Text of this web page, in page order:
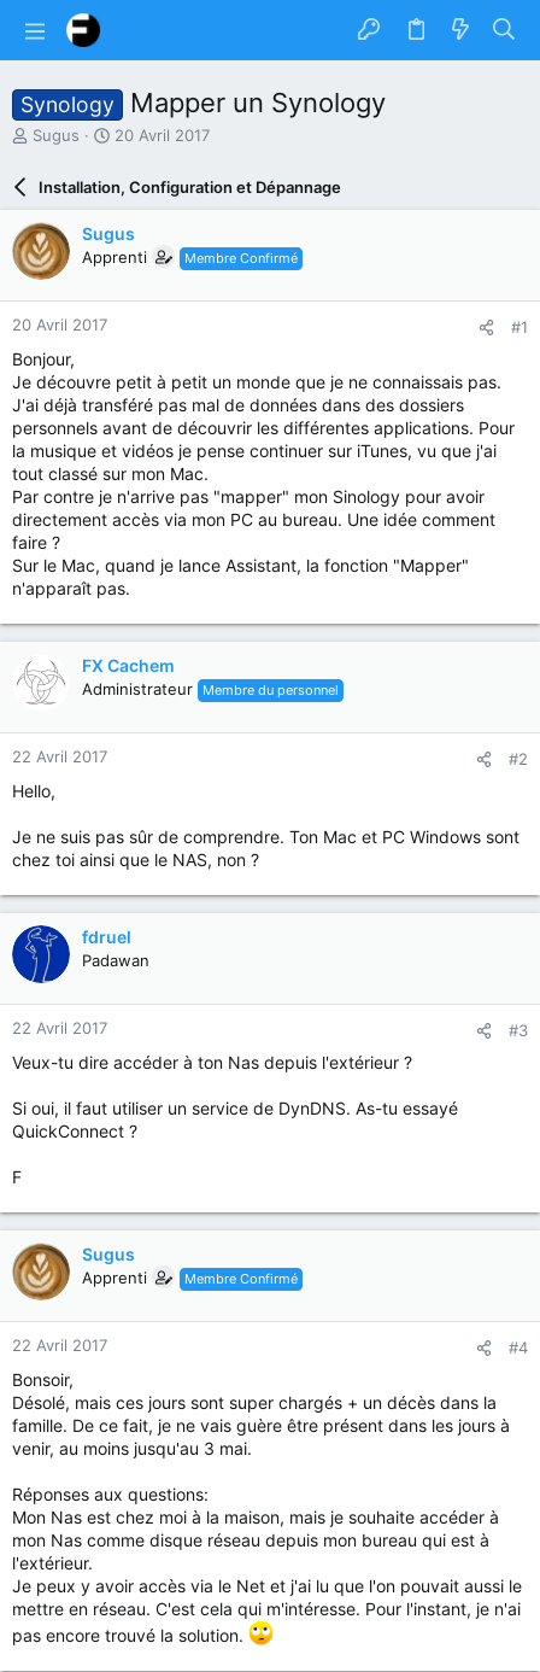
Synology Mapper un Synology
A
e
u
r
d
u
s
u
t
Sugus
D
e
e
d
b
20 Avril 2017
Installation, Configuration et Dépannage
Sugus
Apprenti Membre Confirmé
20 Avril 2017 #1
Bonjour,
Je découvre petit à petit un monde que je ne connaissais pas.
J'ai déjà transféré pas mal de données dans des dossiers
personnels avant de découvrir les différentes applications. Pour
la musique et vidéos je pense continuer sur iTunes, vu que j'ai
tout classé sur mon Mac.
Par contre je n'arrive pas "mapper" mon Sinology pour avoir
directement accès via mon PC au bureau. Une idée comment
faire ?
Sur le Mac, quand je lance Assistant, la fonction "Mapper"
n'apparaît pas.
FX Cachem
Administrateur Membre du personnel
22 Avril 2017 #2
Hello,
Je ne suis pas sûr de comprendre. Ton Mac et PC Windows sont
chez toi ainsi que le NAS, non ?
fdruel
Padawan
22 Avril 2017 #3
Veux-tu dire accéder à ton Nas depuis l'extérieur ?
Si oui, il faut utiliser un service de DynDNS. As-tu essayé
QuickConnect ?
F
Sugus
Apprenti Membre Confirmé
22 Avril 2017 #4
Bonsoir,
Désolé, mais ces jours sont super chargés + un décès dans la
famille. De ce fait, je ne vais guère être présent dans les jours à
venir, au moins jusqu'au 3 mai.
Réponses aux questions:
Mon Nas est chez moi à la maison, mais je souhaite accéder à
mon Nas comme disque réseau depuis mon bureau qui est à
l'extérieur.
Je peux y avoir accès via le Net et j'ai lu que l'on pouvait aussi le
mettre en réseau. C'est cela qui m'intéresse. Pour l'instant, je n'ai
pas encore trouvé la solution.